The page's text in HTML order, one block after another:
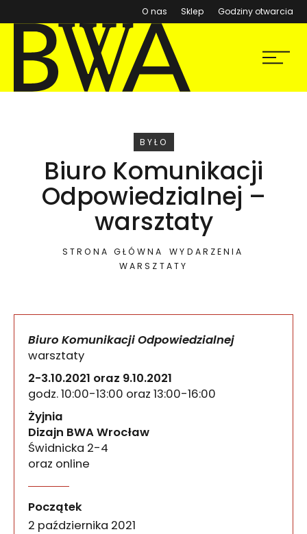
O nas Sklep (otwiera się w nowym
Godziny otwarcia
BWA Wrocław
Galerie Sztuki Współczesnej
Menu
WYDARZENIE
BYŁO
Biuro Komunikacji
Odpowiedzialnej –
warsztaty
STRONA GŁÓWNA
WYDARZENIA
WARSZTATY
Biuro Komunikacji Odpowiedzialnej
warsztaty
2-3.10.2021 oraz 9.10.2021
godz. 10:00-13:00 oraz 13:00-16:00
Żyjnia
Dizajn BWA Wrocław
Świdnicka 2-4
oraz online
Początek
2 października 2021